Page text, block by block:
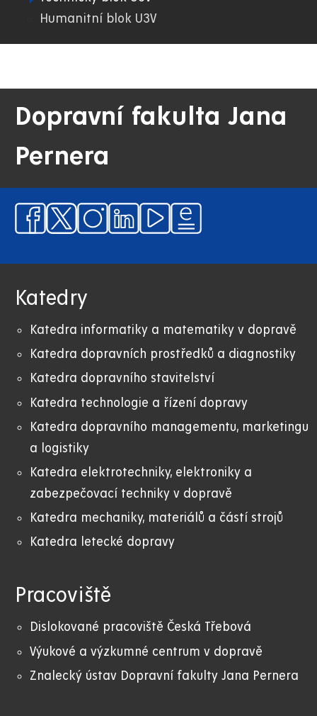
02.Humanitní blok U3V
Dopravní fakulta Jana
Pernera
Katedry
Katedra informatiky a matematiky v dopravě
Katedra dopravních prostředků a diagnostiky
Katedra dopravního stavitelství
Katedra technologie a řízení dopravy
Katedra dopravního managementu, marketingu
a logistiky
Katedra elektrotechniky, elektroniky a
zabezpečovací techniky v dopravě
Katedra mechaniky, materiálů a částí strojů
Katedra letecké dopravy
Pracoviště
Dislokované pracoviště Česká Třebová
Výukové a výzkumné centrum v dopravě
Znalecký ústav Dopravní fakulty Jana Pernera